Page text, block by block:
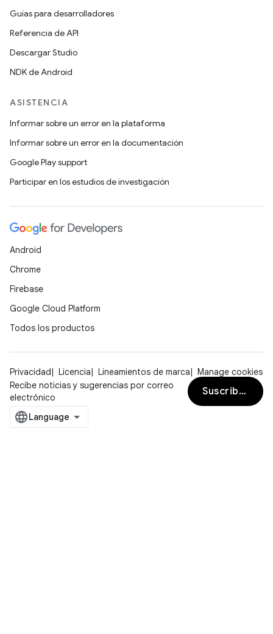
Guías para desarrolladores
Referencia de API
Descargar Studio
NDK de Android
ASISTENCIA
Informar sobre un error en la plataforma
Informar sobre un error en la documentación
Google Play support
Participar en los estudios de investigación
Android
Chrome
Firebase
Google Cloud Platform
Todos los productos
Privacidad Licencia Lineamientos de marca
Manage cookies
Recibe noticias y sugerencias por correo
electrónico
Suscribirse